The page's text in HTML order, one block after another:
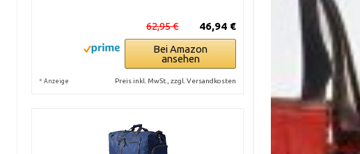
46,94 €
62,95 €
Bei Amazon
ansehen
* Anzeige Preis inkl. MwSt., zzgl. Versandkosten